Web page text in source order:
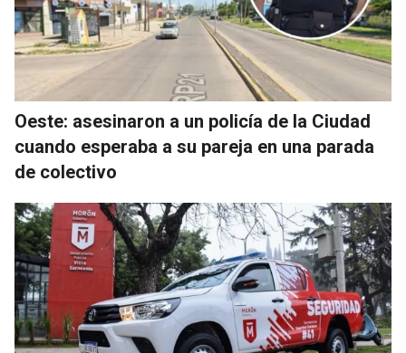
Oeste: asesinaron a un policía de la Ciudad
cuando esperaba a su pareja en una parada
de colectivo